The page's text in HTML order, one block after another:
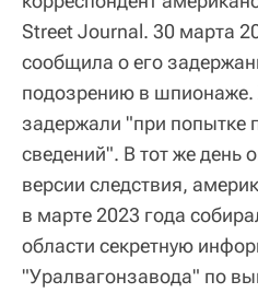
Street Journal. 30 марта
сообщила о его
подозрению в шпионаже.
задержали "при попытке
сведений". В тот же день
версии следствия,
в марте 2023 года
области секретную
"Уралвагонзавода" по